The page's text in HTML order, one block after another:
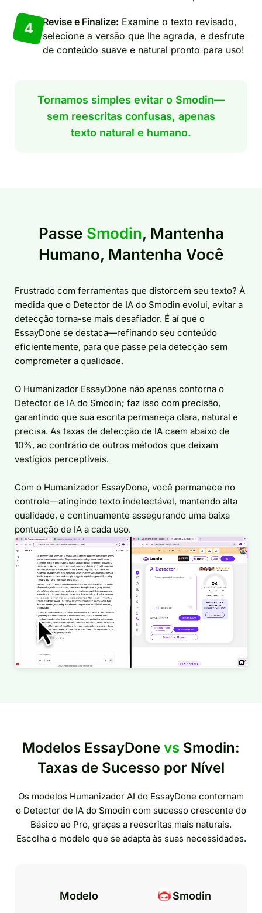
4 Revise e Finalize: Examine o texto revisado,
selecione a versão que lhe agrada, e desfrute
de conteúdo suave e natural pronto para uso!
Tornamos simples evitar o Smodin—
sem reescritas confusas, apenas
texto natural e humano.
Passe Smodin, Mantenha
Humano, Mantenha Você
Frustrado com ferramentas que distorcem seu texto? À
medida que o Detector de IA do Smodin evolui, evitar a
detecção torna-se mais desafiador. É aí que o
EssayDone se destaca—refinando seu conteúdo
eficientemente, para que passe pela detecção sem
comprometer a qualidade.
O Humanizador EssayDone não apenas contorna o
Detector de IA do Smodin; faz isso com precisão,
garantindo que sua escrita permaneça clara, natural e
precisa. As taxas de detecção de IA caem abaixo de
10%, ao contrário de outros métodos que deixam
vestígios perceptíveis.
Com o Humanizador EssayDone, você permanece no
controle—atingindo texto indetectável, mantendo alta
qualidade, e continuamente assegurando uma baixa
pontuação de IA a cada uso.
Modelos EssayDone vs Smodin:
Taxas de Sucesso por Nível
Os modelos Humanizador AI do EssayDone contornam
o Detector de IA do Smodin com sucesso crescente do
Básico ao Pro, graças a reescritas mais naturais.
Escolha o modelo que se adapta às suas necessidades.
Modelo Smodin